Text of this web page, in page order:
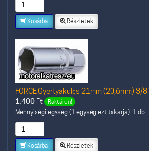
Kosárba Részletek
FORCE Gyertyakulcs 21mm (20,6mm) 3/
1.400 Ft Raktáron!
Mennyiségi egység (1 egység ezt takarja): 1 db
Kosárba Részletek